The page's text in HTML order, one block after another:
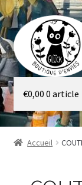
Aller
à
la
navigation
Aller
au
contenu
Galerie
Boutique
€0,00 0 article
Accueil